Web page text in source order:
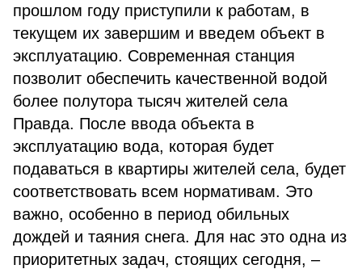
прошлом году приступили к работам, в
текущем их завершим и введем объект в
эксплуатацию. Современная станция
позволит обеспечить качественной водой
более полутора тысяч жителей села
Правда. После ввода объекта в
эксплуатацию вода, которая будет
подаваться в квартиры жителей села, будет
соответствовать всем нормативам. Это
важно, особенно в период обильных
дождей и таяния снега. Для нас это одна из
приоритетных задач, стоящих сегодня, –